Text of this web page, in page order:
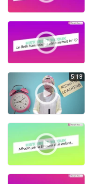
5:18